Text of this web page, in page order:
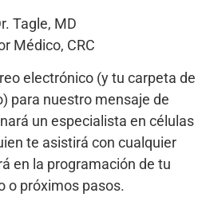
Tagle, MD
Médico, CRC
electrónico (y tu carpeta de
para nuestro mensaje de
un especialista en células
te asistirá con cualquier
en la programación de tu
o próximos pasos.